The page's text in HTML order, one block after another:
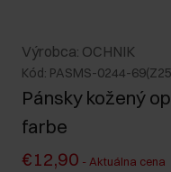
Výrobca: OCHNIK
Kód: PASMS-0244-
Pánsky kožený
farbe
€12,90 - Aktuálna cena